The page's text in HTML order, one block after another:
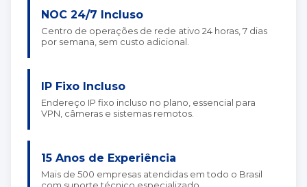
NOC 24/7 Incluso
Centro de operações de rede ativo 24 horas, 7 dias
por semana, sem custo adicional.
IP Fixo Incluso
Endereço IP fixo incluso no plano, essencial para
VPN, câmeras e sistemas remotos.
15 Anos de Experiência
Mais de 500 empresas atendidas em todo o Brasil